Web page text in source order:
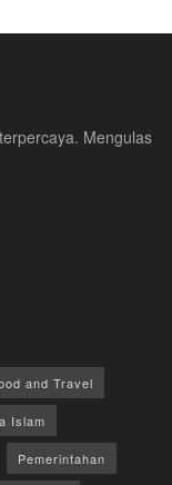
Mengulas
and Travel
Islam
Pemerintahan